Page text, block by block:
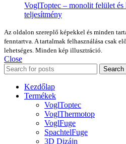
VoglToptec – monolit felület és
teljesítmény
Az oldalon szereplő képekkel és minden
fenntartva. A tartalmak felhasználása csak
lehetséges. Minden kép illusztráció.
Close
Search
Kezdőlap
Termékek
VoglToptec
VoglThermotop
VoglFuge
SpachtelFuge
3D Dizájn